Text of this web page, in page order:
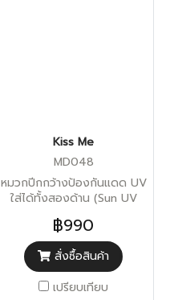
Kiss Me
MD048
หมวกปีกกว้างป้องกันแดด UV
ใส่ได้ทั้งสองด้าน (Sun UV
฿990
สั่งซื้อสินค้า
เปรียบเทียบ